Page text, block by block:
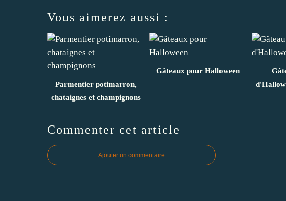
Vous aimerez aussi :
Parmentier potimarron,
chataignes et champignons
Gâteaux pour Halloween
Commenter cet article
Ajouter un commentaire